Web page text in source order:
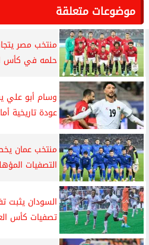
موضوعات متعلقة
منتخب مصر
حلمه في كأس
وسام أبو علي
عودة تاريخية
منتخب عمان
التصفيات
السودان
تصفيات كأس